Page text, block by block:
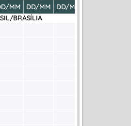
MM
DD/MM
DD/MM
BRASÍLIA